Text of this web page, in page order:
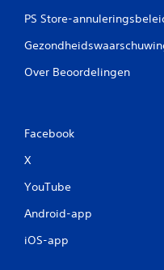
i
g
v
l
PS Store-
Over Beoordelingen
Facebook
X
YouTube
Android-app
iOS-app